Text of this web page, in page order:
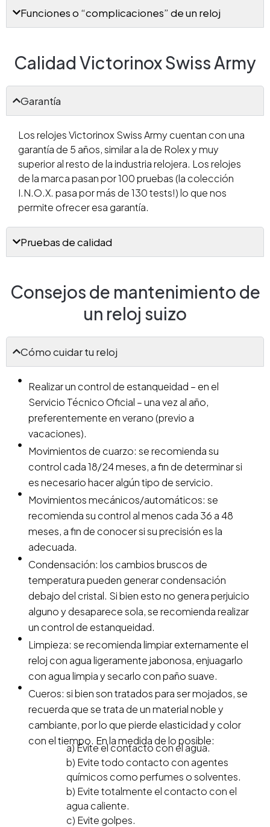
Funciones o “complicaciones” de un reloj
Calidad Victorinox Swiss Army
Garantía
Los relojes Victorinox Swiss Army cuentan con una
garantía de 5 años, similar a la de Rolex y muy
superior al resto de la industria relojera. Los relojes
de la marca pasan por 100 pruebas (la colección
I.N.O.X. pasa por más de 130 tests!) lo que nos
permite ofrecer esa garantía.
Pruebas de calidad
Consejos de mantenimiento de
un reloj suizo
Cómo cuidar tu reloj
Realizar un control de estanqueidad – en el
Servicio Técnico Oficial – una vez al año,
preferentemente en verano (previo a
vacaciones).
Movimientos de cuarzo: se recomienda su
control cada 18/24 meses, a fin de determinar si
es necesario hacer algún tipo de servicio.
Movimientos mecánicos/automáticos: se
recomienda su control al menos cada 36 a 48
meses, a fin de conocer si su precisión es la
adecuada.
Condensación: los cambios bruscos de
temperatura pueden generar condensación
debajo del cristal. Si bien esto no genera perjuicio
alguno y desaparece sola, se recomienda realizar
un control de estanqueidad.
Limpieza: se recomienda limpiar externamente el
reloj con agua ligeramente jabonosa, enjuagarlo
con agua limpia y secarlo con paño suave.
Cueros: si bien son tratados para ser mojados, se
recuerda que se trata de un material noble y
cambiante, por lo que pierde elasticidad y color
con el tiempo. En la medida de lo posible:
a) Evite el contacto con el agua.
b) Evite todo contacto con agentes
químicos como perfumes o solventes.
b) Evite totalmente el contacto con el
agua caliente.
c) Evite golpes.